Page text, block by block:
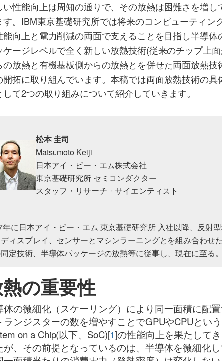
い性能向上は周知の通りで、その放熱は困難さを増し
す。IBM東京基礎研究所では将来のコンピューティン
能向上と電力削減の両面で支えることを目指し半導体
ケージレベルで全く新しい放熱技術(従来のチップ上
の放熱と有機基板側からの放熱とを併せた両面放熱技
開拓に取り組んでいます。本稿では両面放熱技術の具
して2つの取り組みについて紹介していきます。
松本 圭司
Matsumoto Keiji
日本アイ・ビー・エム株式会社
東京基礎研究所 セミコンダクター
スタッフ・リサーチ・サイエンティスト
年に日本アイ・ビー・エム 東京基礎研究所 入社以降、反射
ィスプレイ、センサーとマシンラーニングとを組み合わせ
定技術、半導体パッケージの放熱等に従事し、現在に至る
の重要性
体の微細化（スケーリング）により同一面積に配
ランジスターの数を増やすことでGPUやCPUという
on a Chip(以下、SoC)[1]の性能向上を果たして
が、その前提となっているのは、半導体を微細化